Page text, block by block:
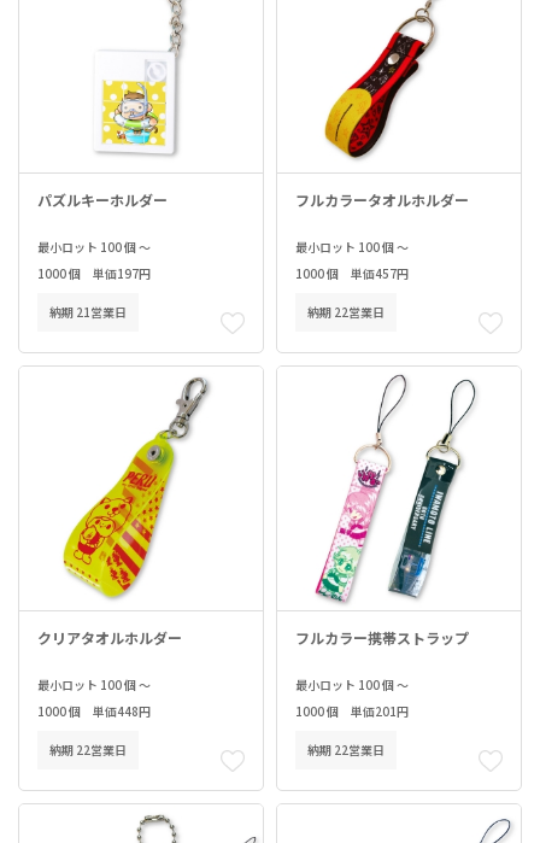
パズルキーホルダー
最小ロット 100 個 ～
1000 個 単価197円
納期 21営業日
フルカラータオルホルダー
最小ロット 100 個 ～
1000 個 単価457円
納期 22営業日
クリアタオルホルダー
最小ロット 100 個 ～
1000 個 単価448円
納期 22営業日
フルカラー携帯ストラップ
最小ロット 100 個 ～
1000 個 単価201円
納期 22営業日